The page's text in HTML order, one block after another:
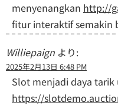
menyenangkan http://
fitur interaktif semakin
Williepaign より:
2025年2月13日 6:48 PM
Slot menjadi daya
https://